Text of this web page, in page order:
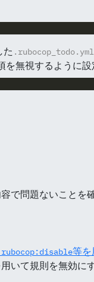
た .rubocop_todo.yml
無視するように設
で問題ないことを
等を
いて規則を無効に